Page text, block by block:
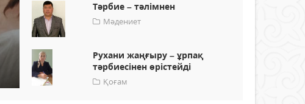
Тәрбие – тәлімнен
Мәдениет
Рухани жаңғыру – ұрпақ
тәрбиесінен өрістейді
Қоғам